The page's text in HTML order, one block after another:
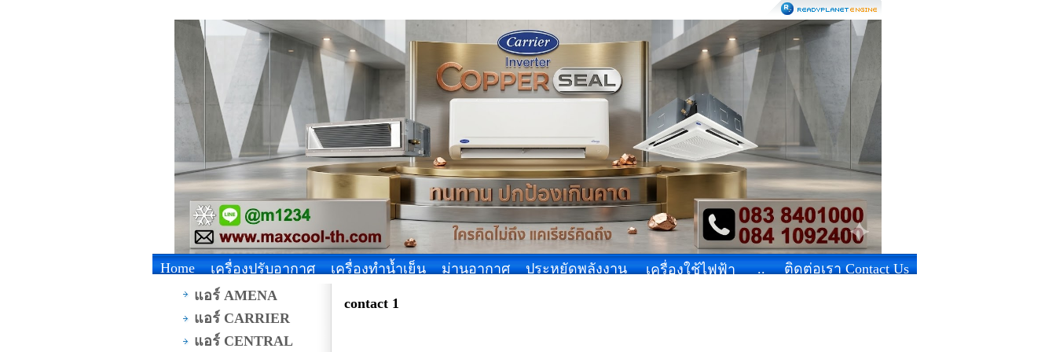
Home เครื่องปรับอากาศ เครื่องทำน้ำเย็น ม่านอากาศ ประหยัดพลังงาน เครื่องใช้ไฟฟ้า ..
ติดต่อเรา Contact Us
แอร์ AMENA
แอร์ CARRIER
แอร์ CENTRAL
contact 1